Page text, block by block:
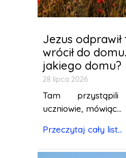
Jezus odprawił
wrócił do
jakiego domu?
28 lipca 2026
Tam
uczniowie, mówiąc...
Przeczytaj cały list...